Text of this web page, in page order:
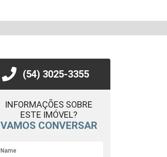
(54) 3025-3355
INFORMAÇÕES SOBRE
ESTE IMÓVEL?
VAMOS CONVERSAR